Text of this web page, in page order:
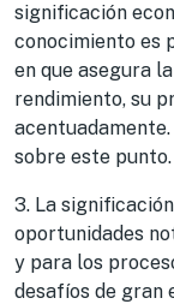
significación
conocimiento es
en que asegura
rendimiento, su
sobre este punto.
3. La
oportunidades
y para los
desafíos de gran